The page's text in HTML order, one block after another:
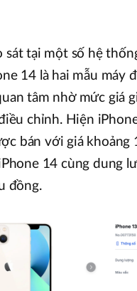
sát tại một số hệ
14 là hai mẫu máy
tâm nhờ mức giá
chỉnh. Hiện
bán với giá khoảng
14 cùng dung
đồng.